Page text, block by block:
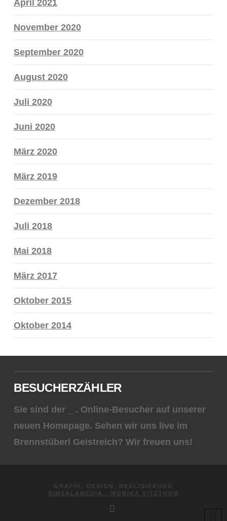
April 2021
November 2020
September 2020
August 2020
Juli 2020
Juni 2020
März 2020
März 2019
Dezember 2018
Juli 2018
Mai 2018
März 2017
Oktober 2015
Oktober 2014
BESUCHERZÄHLER
Sie sind der
. Online-Besucher auf unserer
neuen Homepage. Sehen wir uns live im
Brennstüberl Geistreich? Wir freuen uns!
GRAFIK, DESIGN, REALISIERUNG
SIMSALAMEDIA - MONIKA VITZTHUM